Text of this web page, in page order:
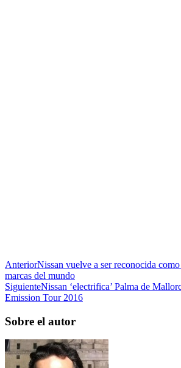
AnteriorNissan vuelve a ser reconocida
marcas del mundo
SiguienteNissan ‘electrifica’ Palma de
Emission Tour 2016
Sobre el autor